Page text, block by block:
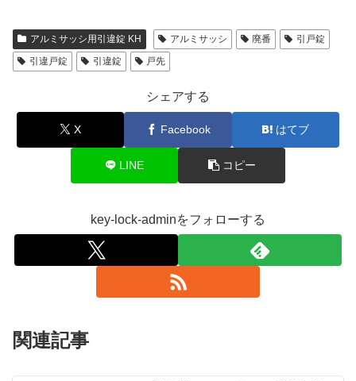
アルミサッシ用引違錠 KH アルミサッシ 廃番
引戸錠
引違戸錠
引違錠 戸先
シェアする
X Facebook はてブ
LINE コピー
key-lock-adminをフォローする
関連記事